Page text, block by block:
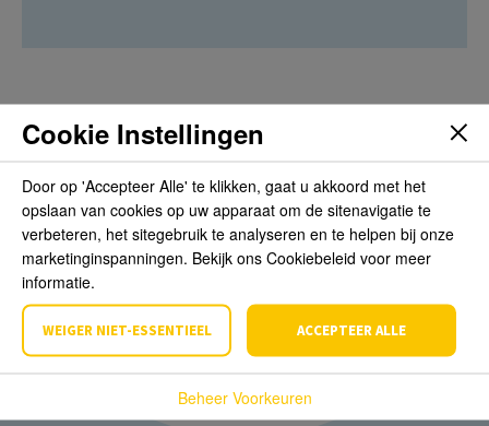
Beoordelingen
Schrijf de eerste review over dit product
Schrijf een beoordeling
Cookie Instellingen
Door op 'Accepteer Alle' te klikken, gaat u akkoord met het
opslaan van cookies op uw apparaat om de sitenavigatie te
verbeteren, het sitegebruik te analyseren en te helpen bij onze
marketinginspanningen. Bekijk ons Cookiebeleid voor meer
informatie.
WEIGER NIET-ESSENTIEEL ACCEPTEER ALLE
Beheer Voorkeuren